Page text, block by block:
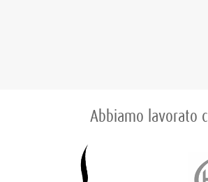
Abbiamo lavorato